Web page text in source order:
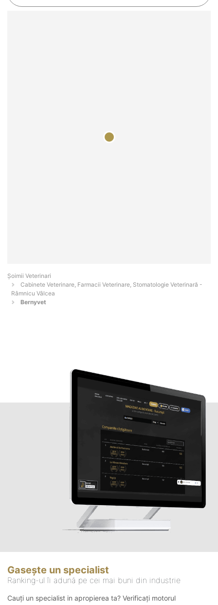
Șoimii Veterinari
Cabinete Veterinare, Farmacii Veterinare, Stomatologie Veterinară -
Râmnicu Vâlcea
Bernyvet
Gasește un specialist
Ranking-ul îi adună pe cei mai buni din industrie
Cauți un specialist in apropierea ta? Verificați motorul